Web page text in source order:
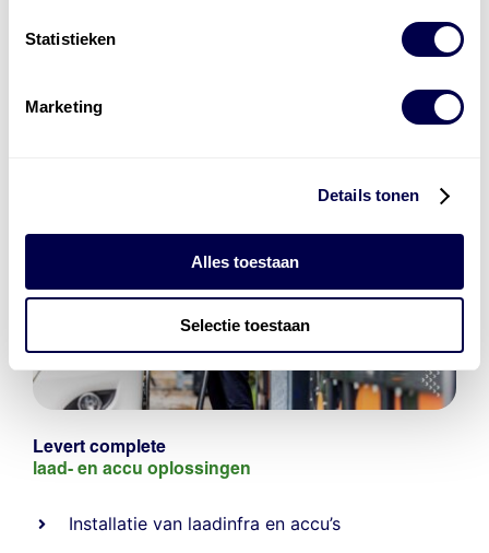
Statistieken
Marketing
Details tonen
Alles toestaan
Selectie toestaan
Levert complete
laad- en accu oplossingen
Installatie van laadinfra en accu’s